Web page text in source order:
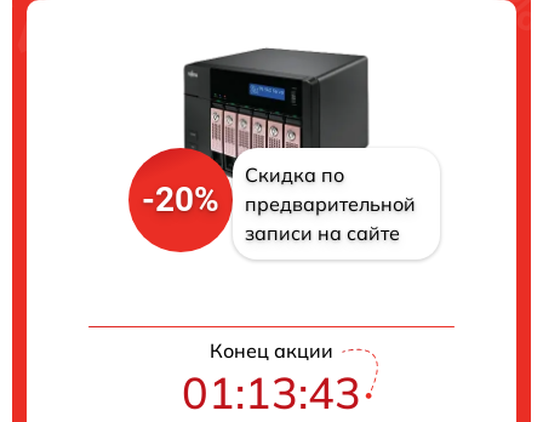
-20%
Скидка по
предварительной
записи на сайте
Конец акции
01:13:43